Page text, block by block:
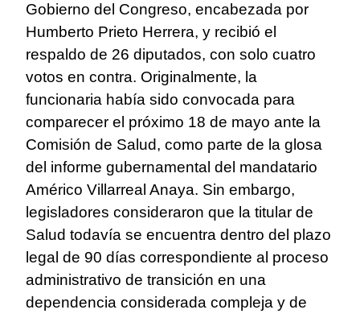
Gobierno del Congreso, encabezada por
Humberto Prieto Herrera, y recibió el
respaldo de 26 diputados, con solo cuatro
votos en contra. Originalmente, la
funcionaria había sido convocada para
comparecer el próximo 18 de mayo ante la
Comisión de Salud, como parte de la glosa
del informe gubernamental del mandatario
Américo Villarreal Anaya. Sin embargo,
legisladores consideraron que la titular de
Salud todavía se encuentra dentro del plazo
legal de 90 días correspondiente al proceso
administrativo de transición en una
dependencia considerada compleja y de